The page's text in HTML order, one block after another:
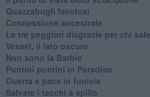
Guazzabugli favolosi
Connessione ancestrale
Le tre peggiori disgrazie per chi
Vessel, il lato oscuro
Non sono la Barbie
Puntini puntini in Paradiso
Guerra e pace in funivia
Salvate i tacchi a spillo